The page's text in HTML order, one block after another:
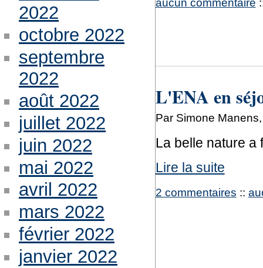
L'ENA en
Par Simone
La belle nature a
Lire la suite
2 commentaires ::
2022
octobre 2022
septembre
2022
août 2022
juillet 2022
juin 2022
mai 2022
avril 2022
mars 2022
février 2022
janvier 2022